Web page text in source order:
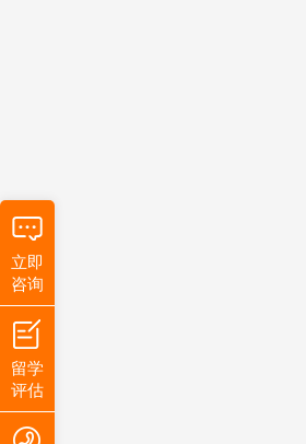
立即
咨询
留学
评估